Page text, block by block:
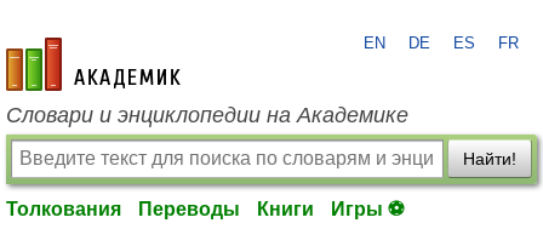
academic.ru
EN DE ES FR
Словари и энциклопедии на Академике
Найти!
Толкования Переводы Книги Игры ⚽